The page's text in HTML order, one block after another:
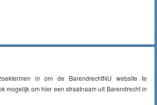
in om de BarendrechtNU website te
mogelijk om hier een straatnaam uit Barendrecht in